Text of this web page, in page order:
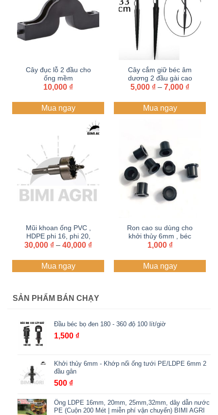
Cây đục lỗ 2 đầu cho
ống mềm
10,000 ₫
Mua ngay
Cây cắm giữ béc âm
dương 2 đầu gài cao
33-45cm dùng ống
5,000 ₫ – 7,000 ₫Khoảng
từ
Mua ngay
Mũi khoan ống PVC ,
HDPE phi 16, phi 20,
phi 21, phi 27, phi 34
30,000 ₫ – 40,000 ₫Khoảng
từ
Mua ngay
Ron cao su dùng cho
khởi thủy 6mm , béc
tưới 6mm.
1,000 ₫
Mua ngay
SẢN PHẨM BÁN CHẠY
Đầu béc bọ đen 180 - 360 độ 100 lít/giờ
1,500 ₫
Khởi thủy 6mm - Khớp nối ống tưới PE/LDPE 6mm 2
đầu gân
500 ₫
Ống LDPE 16mm, 20mm, 25mm,32mm, dây dẫn nước
PE (Cuộn 200 Mét | miễn phí vận chuyển) BIMI AGRI